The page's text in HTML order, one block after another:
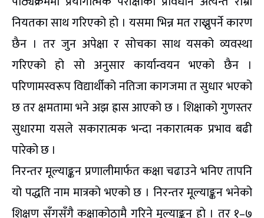
नियतका साथ गरिएको हो । यसमा भिन्न मत राख्नुपर्ने कारण
छैन । तर जुन अपेक्षा र सोचका साथ यसको व्यवस्था
गरिएको हो सो अनुसार कार्यान्वयन भएको छैन ।
परिणामस्वरूप विद्यार्थीको नतिजा कागजमा त सुधार भएको
छ तर क्षमतामा भने अझ ह्रास आएको छ । शिक्षाको गुणस्तर
सुधारमा यसले सकारात्मक भन्दा नकारात्मक प्रभाव बढी
पारेको छ ।
निरन्तर मूल्याङ्कन प्रणालीमार्फत कक्षा चढाउने भनिए तापनि
यो पद्धति नाम मात्रको भएको छ । निरन्तर मूल्याङ्कन भनेको
शिक्षण सँगसँगै कक्षाकोठामै गरिने मूल्याङ्कन हो । तर १–७